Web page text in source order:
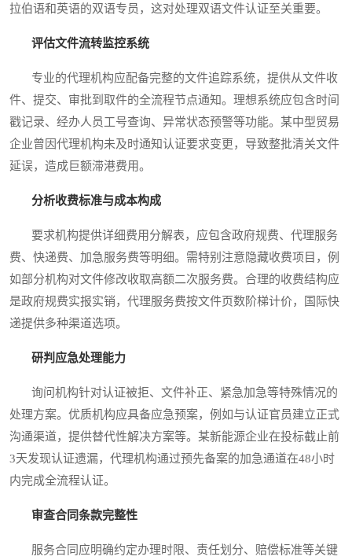
拉伯语和英语的双语专员，这对处理双语文件认证至关重要。
评估文件流转监控系统
专业的代理机构应配备完整的文件追踪系统，提供从文件收
件、提交、审批到取件的全流程节点通知。理想系统应包含时间
戳记录、经办人员工号查询、异常状态预警等功能。某中型贸易
企业曾因代理机构未及时通知认证要求变更，导致整批清关文件
延误，造成巨额滞港费用。
分析收费标准与成本构成
要求机构提供详细费用分解表，应包含政府规费、代理服务
费、快递费、加急服务费等明细。需特别注意隐藏收费项目，例
如部分机构对文件修改收取高额二次服务费。合理的收费结构应
是政府规费实报实销，代理服务费按文件页数阶梯计价，国际快
递提供多种渠道选项。
研判应急处理能力
询问机构针对认证被拒、文件补正、紧急加急等特殊情况的
处理方案。优质机构应具备应急预案，例如与认证官员建立正式
沟通渠道，提供替代性解决方案等。某新能源企业在投标截止前
3天发现认证遗漏，代理机构通过预先备案的加急通道在48小时
内完成全流程认证。
审查合同条款完整性
服务合同应明确约定办理时限、责任划分、赔偿标准等关键